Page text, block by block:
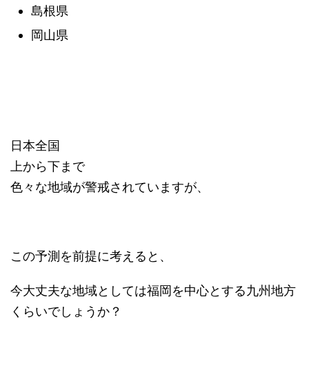
島根県
岡山県
日本全国
上から下まで
色々な地域が警戒されていますが、
この予測を前提に考えると、
今大丈夫な地域としては福岡を中心とする九州地方
くらいでしょうか？